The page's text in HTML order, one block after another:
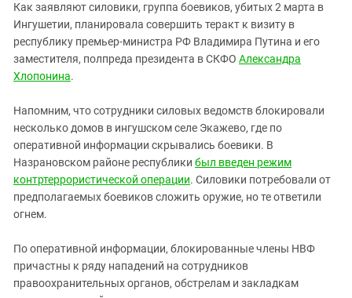
Как заявляют силовики, группа боевиков, убитых 2 марта в
Ингушетии, планировала совершить теракт к визиту в
республику премьер-министра РФ Владимира Путина и его
заместителя, полпреда президента в СКФО Александра
Хлопонина.
Напомним, что сотрудники силовых ведомств блокировали
несколько домов в ингушском селе Экажево, где по
оперативной информации скрывались боевики. В
Назрановском районе республики был введен режим
контртеррористической операции. Силовики потребовали от
предполагаемых боевиков сложить оружие, но те ответили
огнем.
По оперативной информации, блокированные члены НВФ
причастны к ряду нападений на сотрудников
правоохранительных органов, обстрелам и закладкам